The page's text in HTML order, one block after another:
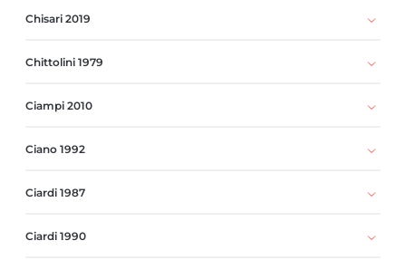
Chisari 2019
Chittolini 1979
Ciampi 2010
Ciano 1992
Ciardi 1987
Ciardi 1990